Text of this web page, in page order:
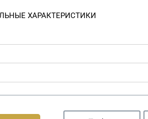
ХАРАКТЕРИСТИКИ